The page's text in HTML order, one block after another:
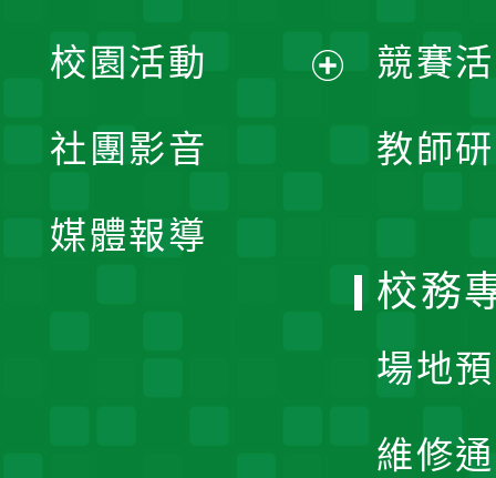
競賽
教師
開
校園活動
社團影音
媒體報導
校務
場地
維修